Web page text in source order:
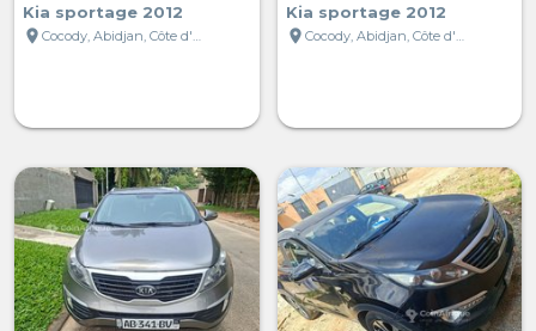
Kia sportage 2012
location_on
Cocody, Abidjan, Côte d'Ivoire
Kia sportage 2012
location_on
Cocody, Abidjan, Côte d'Ivoire